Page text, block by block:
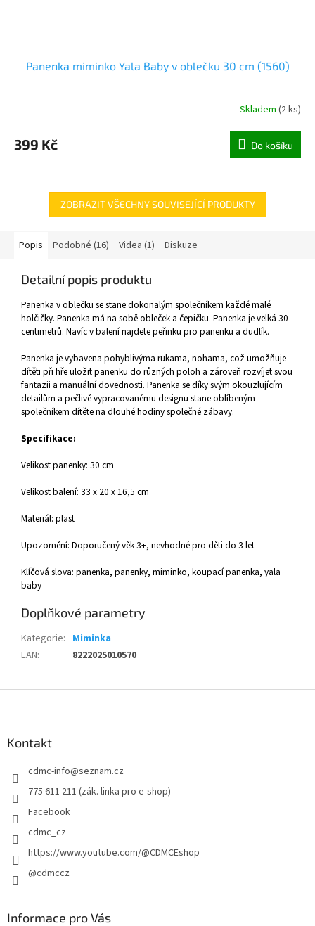
Panenka miminko Yala Baby v oblečku 30 cm (1560)
Skladem (2 ks)
399 Kč Do košíku
ZOBRAZIT VŠECHNY SOUVISEJÍCÍ PRODUKTY
Popis Podobné (16) Videa (1) Diskuze
Detailní popis produktu
Panenka v oblečku se stane dokonalým společníkem každé malé
holčičky. Panenka má na sobě obleček a čepičku. Panenka je velká 30
centimetrů. Navíc v balení najdete peřinku pro panenku a dudlík.
Panenka je vybavena pohyblivýma rukama, nohama, což umožňuje
dítěti při hře uložit panenku do různých poloh a zároveň rozvíjet svou
fantazii a manuální dovednosti. Panenka se díky svým okouzlujícím
detailům a pečlivě vypracovanému designu stane oblíbeným
společníkem dítěte na dlouhé hodiny společné zábavy.
Specifikace:
Velikost panenky: 30 cm
Velikost balení: 33 x 20 x 16,5 cm
Materiál: plast
Upozornění: Doporučený věk 3+, nevhodné pro děti do 3 let
Klíčová slova: panenka, panenky, miminko, koupací panenka, yala
baby
Doplňkové parametry
Kategorie: Miminka
EAN: 8222025010570
Kontakt
cdmc-info@seznam.cz
775 611 211 (zák. linka pro e-shop)
Facebook
cdmc_cz
https://www.youtube.com/@CDMCEshop
@cdmccz
Informace pro Vás